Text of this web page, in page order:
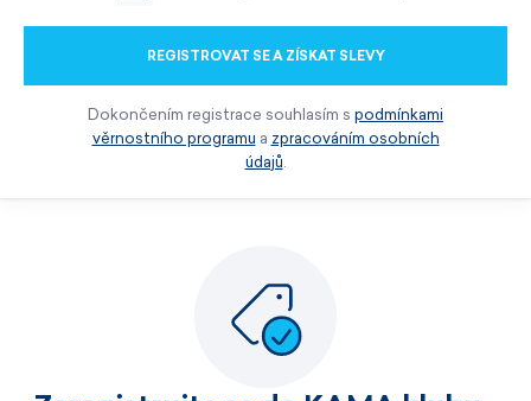
REGISTROVAT SE A ZÍSKAT SLEVY
Dokončením registrace souhlasím s podmínkami
věrnostního programu a zpracováním osobních
údajů.